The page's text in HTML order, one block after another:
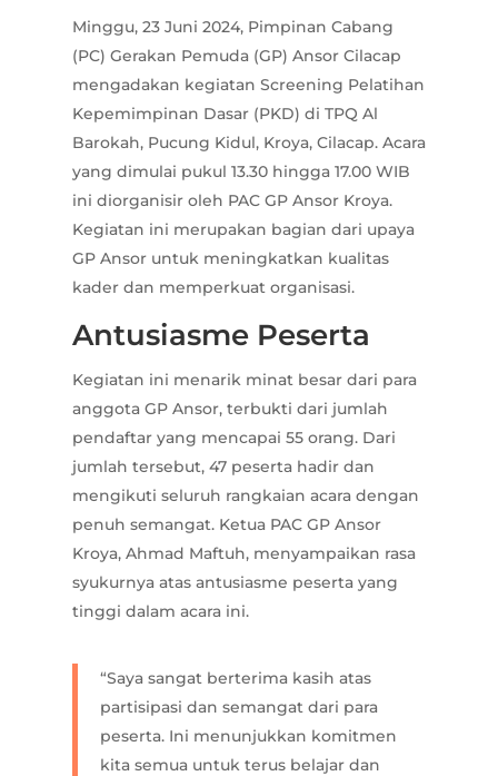
Minggu, 23 Juni 2024, Pimpinan Cabang
(PC) Gerakan Pemuda (GP) Ansor Cilacap
mengadakan kegiatan Screening Pelatihan
Kepemimpinan Dasar (PKD) di TPQ Al
Barokah, Pucung Kidul, Kroya, Cilacap. Acara
yang dimulai pukul 13.30 hingga 17.00 WIB
ini diorganisir oleh PAC GP Ansor Kroya.
Kegiatan ini merupakan bagian dari upaya
GP Ansor untuk meningkatkan kualitas
kader dan memperkuat organisasi.
Antusiasme Peserta
Kegiatan ini menarik minat besar dari para
anggota GP Ansor, terbukti dari jumlah
pendaftar yang mencapai 55 orang. Dari
jumlah tersebut, 47 peserta hadir dan
mengikuti seluruh rangkaian acara dengan
penuh semangat. Ketua PAC GP Ansor
Kroya, Ahmad Maftuh, menyampaikan rasa
syukurnya atas antusiasme peserta yang
tinggi dalam acara ini.
“Saya sangat berterima kasih atas
partisipasi dan semangat dari para
peserta. Ini menunjukkan komitmen
kita semua untuk terus belajar dan